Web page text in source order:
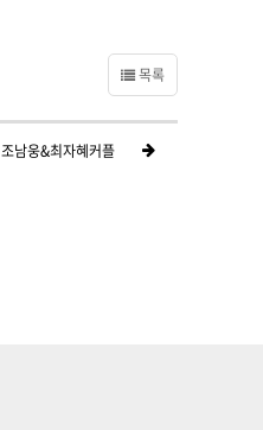
목록
조남웅&최자혜커플